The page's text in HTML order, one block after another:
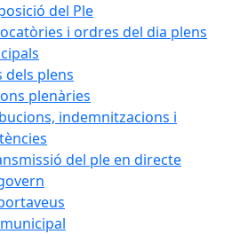
del Ple
i ordres del dia plens
dels plens
plenàries
indemnitzacions i
del ple en directe